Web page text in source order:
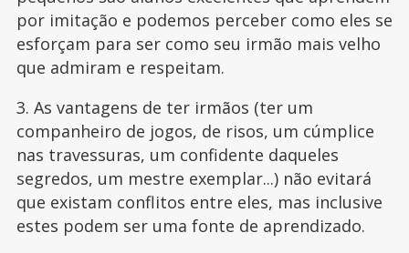
por imitação e podemos perceber como eles se
esforçam para ser como seu irmão mais velho
que admiram e respeitam.
3. As vantagens de ter irmãos (ter um
companheiro de jogos, de risos, um cúmplice
nas travessuras, um confidente daqueles
segredos, um mestre exemplar...) não evitará
que existam conflitos entre eles, mas inclusive
estes podem ser uma fonte de aprendizado.